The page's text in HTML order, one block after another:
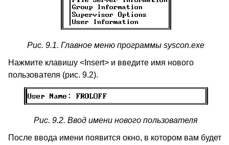
Рис. 9.1. Главное меню программы syscon.exe
Нажмите клавишу <Insert> и введите имя нового
пользователя (рис. 9.2).
Рис. 9.2. Ввод имени нового пользователя
После ввода имени появится окно, в котором вам будет